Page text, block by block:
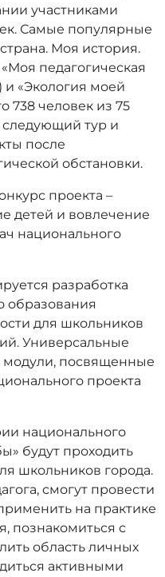
участниками
Самые популярные
Моя история.
педагогическая
и «Экология моей
738 человек из 75
тур и
после
обстановки.
проекта –
детей и вовлечение
национального
разработка
образования
для школьников
Универсальные
модули, посвященные
проекта
национального
будут проходить
школьников города.
смогут провести
на практике
познакомиться с
область личных
активными